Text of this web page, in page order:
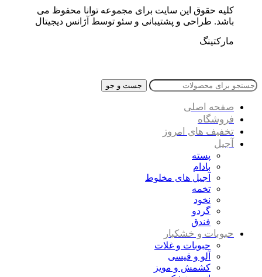
کلیه حقوق این سایت برای مجموعه توانا محفوظ می
باشد. طراحی و پشتیبانی و سئو توسط آژانس دیجیتال
مارکتینگ
جست و جو
صفحه اصلی
فروشگاه
تخفیف های امروز
آجیل
پسته
بادام
آجیل های مخلوط
تخمه
نخود
گردو
فندق
حبوبات و خشکبار
حبوبات و غلات
آلو و قیسی
کشمش و مویز